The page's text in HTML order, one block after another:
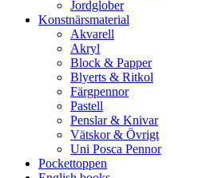
Jordglober
Konstnärsmaterial
Akvarell
Akryl
Block & Papper
Blyerts & Ritkol
Färgpennor
Pastell
Penslar & Knivar
Vätskor & Övrigt
Uni Posca Pennor
Pockettoppen